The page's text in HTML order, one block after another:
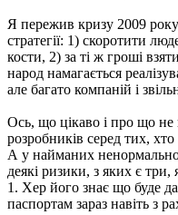
Я пережив кризу 2009 року
стратегії: 1) скоротити
кости, 2) за ті ж гроші
народ намагається
але багато компаній і
Ось, що цікаво і про що не
розробників серед тих,
А у найманих ненормально
деякі ризики, з яких є три,
1. Хер його знає що буде
паспортам зараз навіть з